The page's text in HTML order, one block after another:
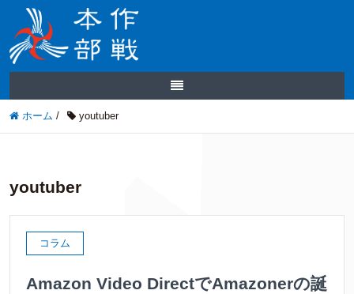
ホーム / youtuber
youtuber
コラム
Amazon Video DirectでAmazonerの誕